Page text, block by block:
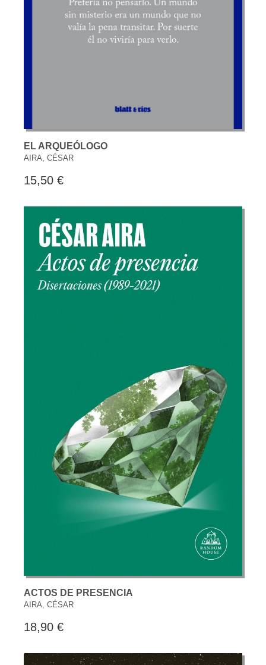
EL ARQUEÓLOGO
AIRA, CÉSAR
15,50 €
ACTOS DE PRESENCIA
AIRA, CÉSAR
18,90 €